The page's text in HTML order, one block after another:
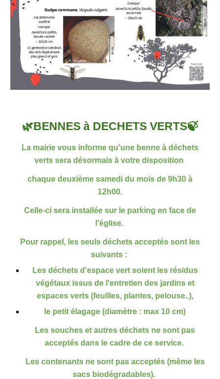
🌿BENNES à DECHETS VERTS🍃
La mairie vous informe qu'une benne à déchets
verts sera désormais à votre disposition
chaque deuxième samedi du mois de 9h30 à
12h00.
Celle-ci sera installée sur le parking en face de
l'église.
Pour rappel, les seuls déchets acceptés sont les
suivants :
Les déchets d'espace vert soient les résidus
végétaux issus de l'entretien des jardins et
espaces verts (feuilles, plantes, pelouse..),
le petit élagage (diamètre : max 10 cm)
Les souches et autres déchets ne sont pas
acceptés dans le cadre de ce service.
Les contenants ne sont pas acceptés (même les
sacs biodégradables).